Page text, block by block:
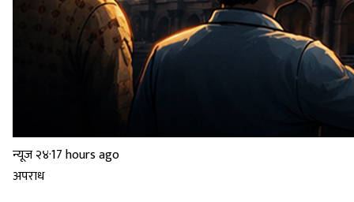
न्यूज २४·17 hours ago
अपराध